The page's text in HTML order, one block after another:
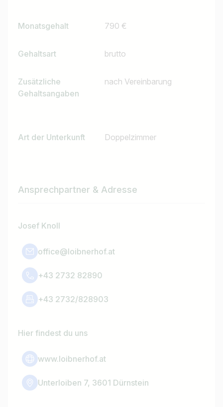
Monatsgehalt 790 €
Gehaltsart brutto
Zusätzliche
Gehaltsangaben
nach Vereinbarung
Art der Unterkunft Doppelzimmer
Ansprechpartner & Adresse
Josef Knoll
office@loibnerhof.at
+43 2732 82890
+43 2732/828903
Hier findest du uns
www.loibnerhof.at
Unterloiben 7, 3601 Dürnstein
Jobs finden